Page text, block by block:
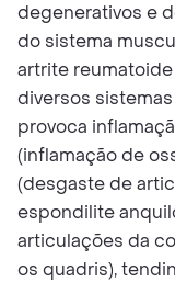
degenerativos e
do sistema
artrite
diversos
provoca
(inflamação de
(desgaste de
espondilite
articulações da
os quadris),